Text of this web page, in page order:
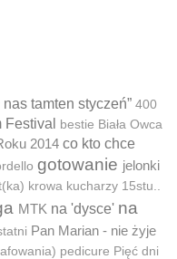
tamten styczeń” 400
bestie Biała Owca
2014 co kto chce
gotowanie jelonki
krowa kucharzy 15stu..
MTK na 'dysce' na
Pan Marian - nie żyje
pedicure Pięć dni